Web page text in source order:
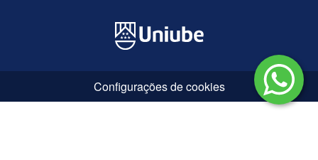
Configurações de cookies